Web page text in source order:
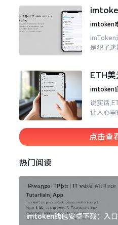
就得去
确拼写
imtoken
imToken
是犯了迷
ETH
手把手
imtoken
说实话
让人心里
非价格
判断。
点击查
热门阅读
imtoken钱包安卓下载：入